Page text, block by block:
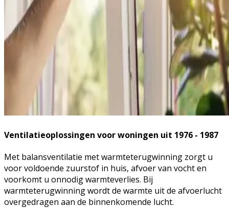
Ventilatieoplossingen voor woningen uit 1976 - 1987
Met balansventilatie met warmteterugwinning zorgt u
voor voldoende zuurstof in huis, afvoer van vocht en
voorkomt u onnodig warmteverlies. Bij
warmteterugwinning wordt de warmte uit de afvoerlucht
overgedragen aan de binnenkomende lucht.